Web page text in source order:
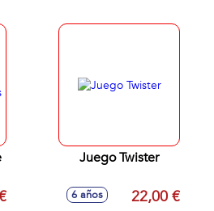
Juego Twister
6 años 22,00 €